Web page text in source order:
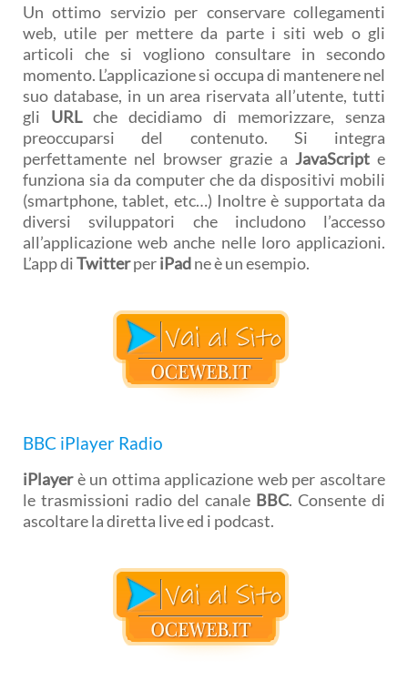
Un ottimo servizio per conservare collegamenti
web, utile per mettere da parte i siti web o gli
articoli che si vogliono consultare in secondo
momento. L’applicazione si occupa di mantenere nel
suo database, in un area riservata all’utente, tutti
gli URLche decidiamo di memorizzare, senza
preoccuparsi del contenuto. Si integra
perfettamente nel browser grazie a JavaScript e
funziona sia da computer che da dispositivi mobili
(smartphone, tablet, etc…) Inoltre è supportata da
diversi sviluppatori che includono l’accesso
all’applicazione web anche nelle loro applicazioni.
L’app diTwitterperiPadne è un esempio.
BBC iPlayer Radio
iPlayerè un ottima applicazione web per ascoltare
le trasmissioni radio del canale BBC. Consente di
ascoltare la diretta live ed i podcast.